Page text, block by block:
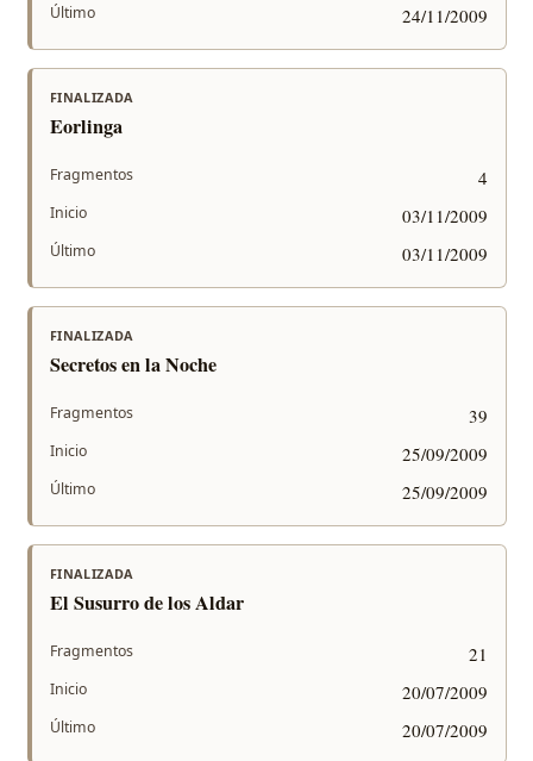
Último 24/11/2009
FINALIZADA
Eorlinga
Fragmentos 4
Inicio 03/11/2009
Último 03/11/2009
FINALIZADA
Secretos en la Noche
Fragmentos 39
Inicio 25/09/2009
Último 25/09/2009
FINALIZADA
El Susurro de los Aldar
Fragmentos 21
Inicio 20/07/2009
Último 20/07/2009